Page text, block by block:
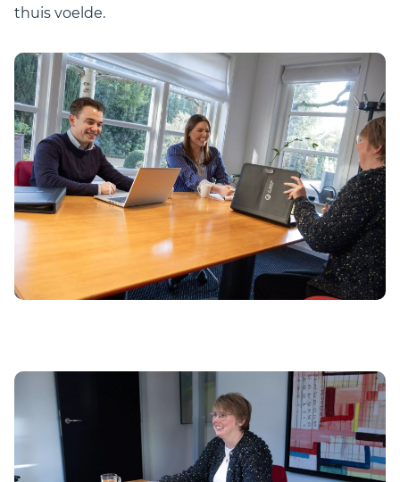
thuis voelde.